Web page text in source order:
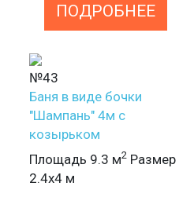
ПОДРОБНЕЕ
№43
Баня в виде бочки
"Шампань" 4м с
козырьком
Площадь 9.3 м2 Размер
2.4х4 м